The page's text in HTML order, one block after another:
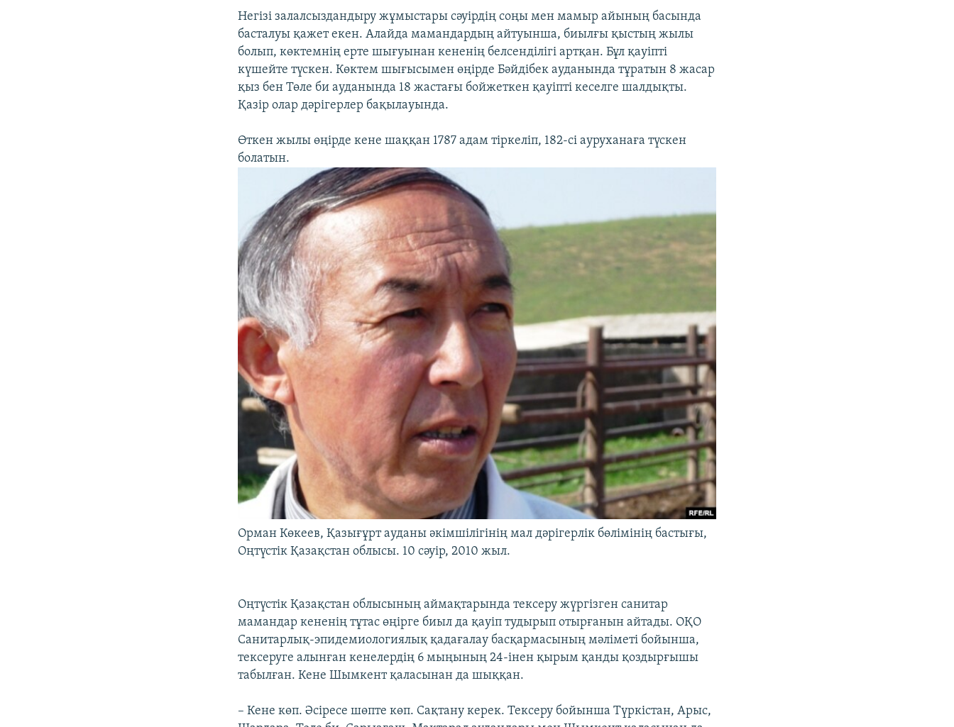
Негізі залалсыздандыру жұмыстары сәуірдің соңы мен мамыр айының басында
басталуы қажет екен. Алайда мамандардың айтуынша, биылғы қыстың жылы
болып, көктемнің ерте шығуынан кененің белсенділігі артқан. Бұл қауіпті
күшейте түскен. Көктем шығысымен өңірде Бәйдібек ауданында тұратын 8 жасар
қыз бен Төле би ауданында 18 жастағы бойжеткен қауіпті кеселге шалдықты.
Қазір олар дәрігерлер бақылауында.
Өткен жылы өңірде кене шаққан 1787 адам тіркеліп, 182-сі ауруханаға түскен
болатын.
Орман Көкеев, Қазығұрт ауданы әкімшілігінің мал дәрігерлік бөлімінің бастығы,
Оңтүстік Қазақстан облысы. 10 сәуір, 2010 жыл.
Оңтүстік Қазақстан облысының аймақтарында тексеру жүргізген санитар
мамандар кененің тұтас өңірге биыл да қауіп тудырып отырғанын айтады. ОҚО
Санитарлық-эпидемиологиялық қадағалау басқармасының мәліметі бойынша,
тексеруге алынған кенелердің 6 мыңының 24-інен қырым қанды қоздырғышы
табылған. Кене Шымкент қаласынан да шыққан.
– Кене көп. Әсіресе шөпте көп. Сақтану керек. Тексеру бойынша Түркістан, Арыс,